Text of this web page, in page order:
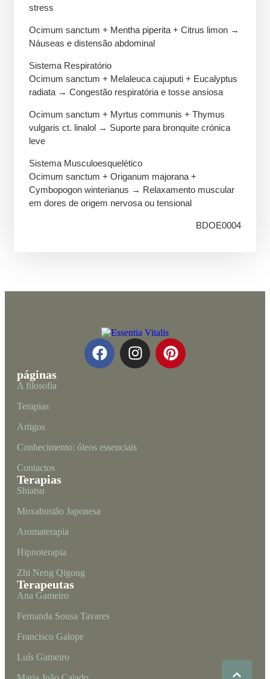
stress
Ocimum sanctum + Mentha piperita + Citrus limon →
Náuseas e distensão abdominal
Sistema Respiratório
Ocimum sanctum + Melaleuca cajuputi + Eucalyptus
radiata → Congestão respiratória e tosse ansiosa
Ocimum sanctum + Myrtus communis + Thymus
vulgaris ct. linalol → Suporte para bronquite crónica
leve
Sistema Musculoesquelético
Ocimum sanctum + Origanum majorana +
Cymbopogon winterianus → Relaxamento muscular
em dores de origem nervosa ou tensional
BDOE0004
páginas
A filosofia
Terapias
Artigos
Conhecimento: óleos essenciais
Contactos
Terapias
Shiatsu
Moxabustão Japonesa
Aromaterapia
Hipnoterapia
Zhi Neng Qigong
Terapeutas
Ana Gameiro
Fernanda Sousa Tavares
Francisco Galope
Luís Gameiro